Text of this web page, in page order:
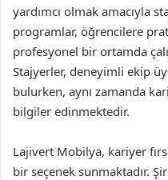
yardımcı olmak amacıyla
programlar, öğrencilere
profesyonel bir ortamda
Stajyerler, deneyimli ekip
bulurken, aynı zamanda
bilgiler edinmektedir.
Lajivert Mobilya, kariyer
bir seçenek sunmaktadır.